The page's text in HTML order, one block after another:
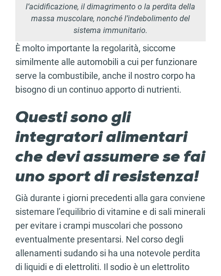
l’acidificazione, il dimagrimento o la perdita della
massa muscolare, nonché l’indebolimento del
sistema immunitario.
È molto importante la regolarità, siccome
similmente alle automobili a cui per funzionare
serve la combustibile, anche il nostro corpo ha
bisogno di un continuo apporto di nutrienti.
Questi sono gli
integratori alimentari
che devi assumere se fai
uno sport di resistenza!
Già durante i giorni precedenti alla gara conviene
sistemare l’equilibrio di vitamine e di sali minerali
per evitare i crampi muscolari che possono
eventualmente presentarsi. Nel corso degli
allenamenti sudando si ha una notevole perdita
di liquidi e di elettroliti. Il sodio è un elettrolito